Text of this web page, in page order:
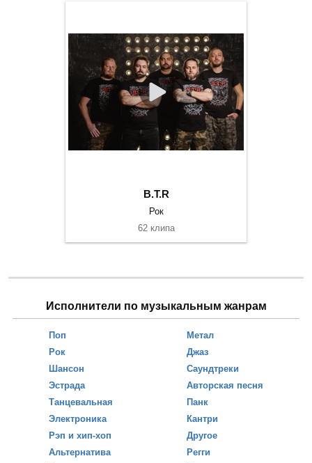
B.T.R
Рок
62 клипа
Исполнители по музыкальным жанрам
Поп
Рок
Шансон
Эстрада
Танцевальная
Электроника
Рэп и хип-хоп
Альтернатива
Метал
Джаз
Саундтреки
Авторская песня
Панк
Кантри
Другое
Регги